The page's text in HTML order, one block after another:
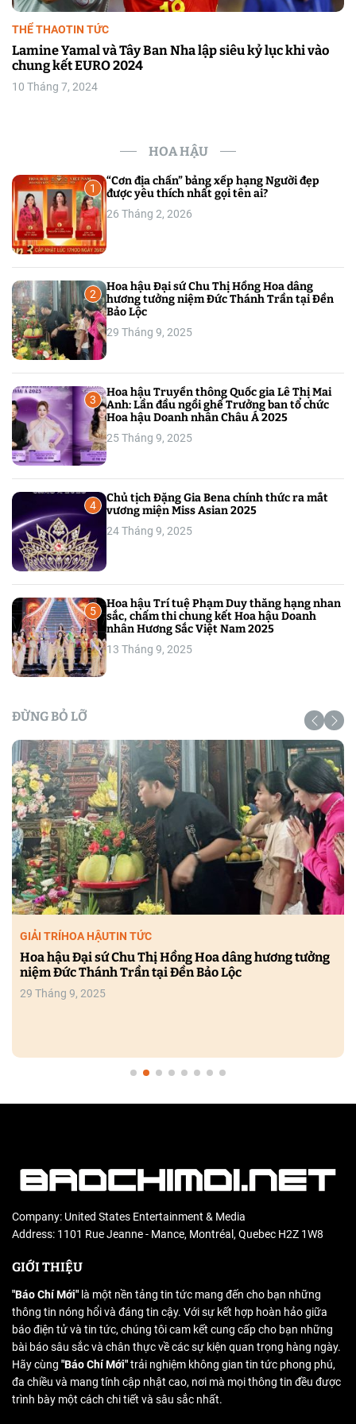
i
v
i
THỂ THAOTIN TỨC
Lamine Yamal và Tây Ban Nha lập siêu kỷ lục khi vào
chung kết EURO 2024
10 Tháng 7, 2024
HOA HẬU
1
“Cơn địa chấn” bảng xếp hạng Người đẹp
được yêu thích nhất gọi tên ai?
26 Tháng 2, 2026
2
Hoa hậu Đại sứ Chu Thị Hồng Hoa dâng
hương tưởng niệm Đức Thánh Trần tại Đền
Bảo Lộc
29 Tháng 9, 2025
3
Hoa hậu Truyền thông Quốc gia Lê Thị Mai
Anh: Lần đầu ngồi ghế Trưởng ban tổ chức
Hoa hậu Doanh nhân Châu Á 2025
25 Tháng 9, 2025
4
Chủ tịch Đặng Gia Bena chính thức ra mắt
vương miện Miss Asian 2025
24 Tháng 9, 2025
5
Hoa hậu Trí tuệ Phạm Duy thăng hạng nhan
sắc, chấm thi chung kết Hoa hậu Doanh
nhân Hương Sắc Việt Nam 2025
13 Tháng 9, 2025
ĐỪNG BỎ LỠ
GIẢI TRÍHOA HẬUTIN TỨC
Hoa hậu Đại sứ Chu Thị Hồng Hoa dâng hương tưởng
niệm Đức Thánh Trần tại Đền Bảo Lộc
29 Tháng 9, 2025
Company: United States Entertainment & Media
Address: 1101 Rue Jeanne - Mance, Montréal, Quebec H2Z 1W8
GIỚI THIỆU
"Báo Chí Mới" là một nền tảng tin tức mang đến cho bạn những
thông tin nóng hổi và đáng tin cậy. Với sự kết hợp hoàn hảo giữa
báo điện tử và tin tức, chúng tôi cam kết cung cấp cho bạn những
bài báo sâu sắc và chân thực về các sự kiện quan trọng hàng ngày.
Hãy cùng "Báo Chí Mới"trải nghiệm không gian tin tức phong phú,
đa chiều và mang tính cập nhật cao, nơi mà mọi thông tin đều được
trình bày một cách chi tiết và sâu sắc nhất.